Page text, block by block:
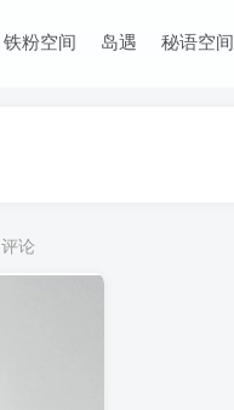
铁粉空间 岛遇 秘语空间
评论